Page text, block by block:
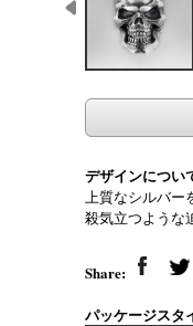
デザインについ
上質なシルバー
殺気立つような
Share:
パッケージスタ